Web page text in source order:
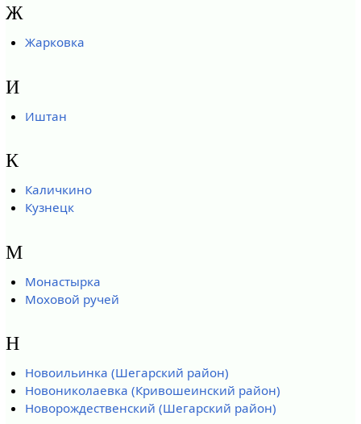
Ж
Жарковка
И
Иштан
К
Каличкино
Кузнецк
М
Монастырка
Моховой ручей
Н
Новоильинка (Шегарский район)
Новониколаевка (Кривошеинский район)
Новорождественский (Шегарский район)